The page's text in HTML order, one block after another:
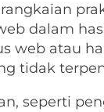
dalam
web atau
tidak
seperti